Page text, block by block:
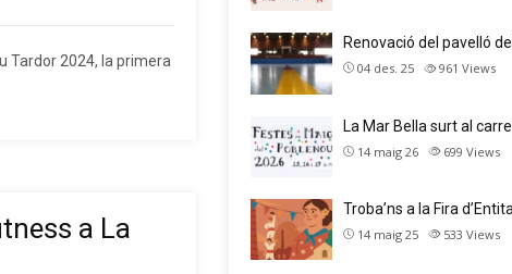
Tardor 2024, la primera
a La
Renovació del pavelló
04 des. 25 961 Views
La Mar Bella surt al
14 maig 26 699 Views
Troba’ns a la Fira
14 maig 25 533 Views